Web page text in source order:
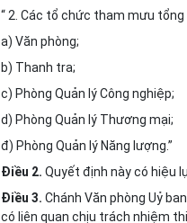
“ 2. Các tổ chức tham mưu
a) Văn phòng;
b) Thanh tra;
c) Phòng Quản lý Công nghiệp;
d) Phòng Quản lý Thương mại;
đ) Phòng Quản lý Năng lượng.”
Điều 2. Quyết định này có hiệu
Điều 3. Chánh Văn phòng Uỷ
có liên quan chịu trách nhiệm